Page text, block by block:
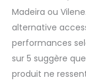
Madeira ou
alternative
performances
sur 5 suggère
produit ne